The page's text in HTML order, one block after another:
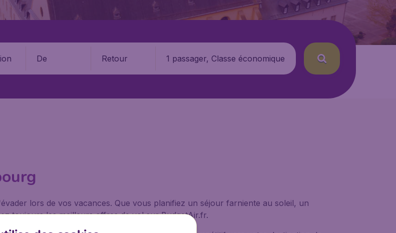
De Retour 1 passager, Classe économique
lors de vos vacances. Que vous planifiez un séjour farniente au soleil, un
toujours les meilleurs offres de vol sur BudgetAir.fr.